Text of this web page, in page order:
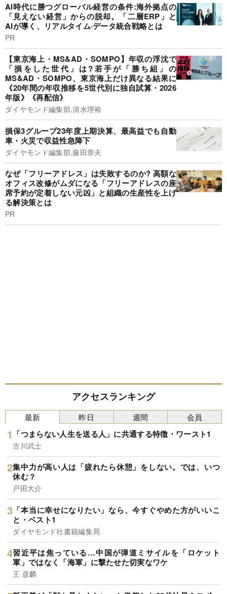
AI時代に勝つグローバル経営の条件:海外拠点の
「見えない経営」からの脱却。「二層ERP」と
AIが導く、リアルタイム·データ統合戦略とは
PR
【東京海上・MS&AD・SOMPO】年収の浮沈で
「損をした世代」は?若手が「勝ち組」の
MS&AD・SOMPO、東京海上だけ異なる結果に
《20年間の年収推移を5世代別に独自試算・2026
年版》《再配信》
ダイヤモンド編集部,清水理裕
損保3グループ23年度上期決算、最高益でも自動
車・火災で収益性急降下
ダイヤモンド編集部,藤田章夫
なぜ「フリーアドレス」は失敗するのか? 高額な
オフィス改修がムダになる「フリーアドレスの座
席予約が定着しない元凶」と組織の生産性を上げ
る解決策とは
PR
アクセスランキング
最新
「つまらない人生を送る人」に共通する特徴・ワースト1
古川武士
集中力が高い人は「疲れたら休憩」をしない。では、いつ
休む？
戸田大介
「本当に幸せになりたい」なら、今すぐやめた方がいいこ
と・ベスト1
ダイヤモンド社書籍編集局
習近平は焦っている…中国が弾道ミサイルを「ロケット
軍」ではなく「海軍」に撃たせた切実なワケ
王 彦麟
昨日 週間 会員